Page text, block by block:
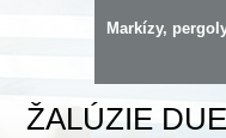
Markízy,
ŽALÚZIE